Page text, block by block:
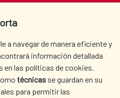
a navegar de manera eficiente y
información detallada
en las políticas de cookies.
técnicas se guardan en su
para permitir las
WHERE DO WE COOPERATE?
PRESS ROOM